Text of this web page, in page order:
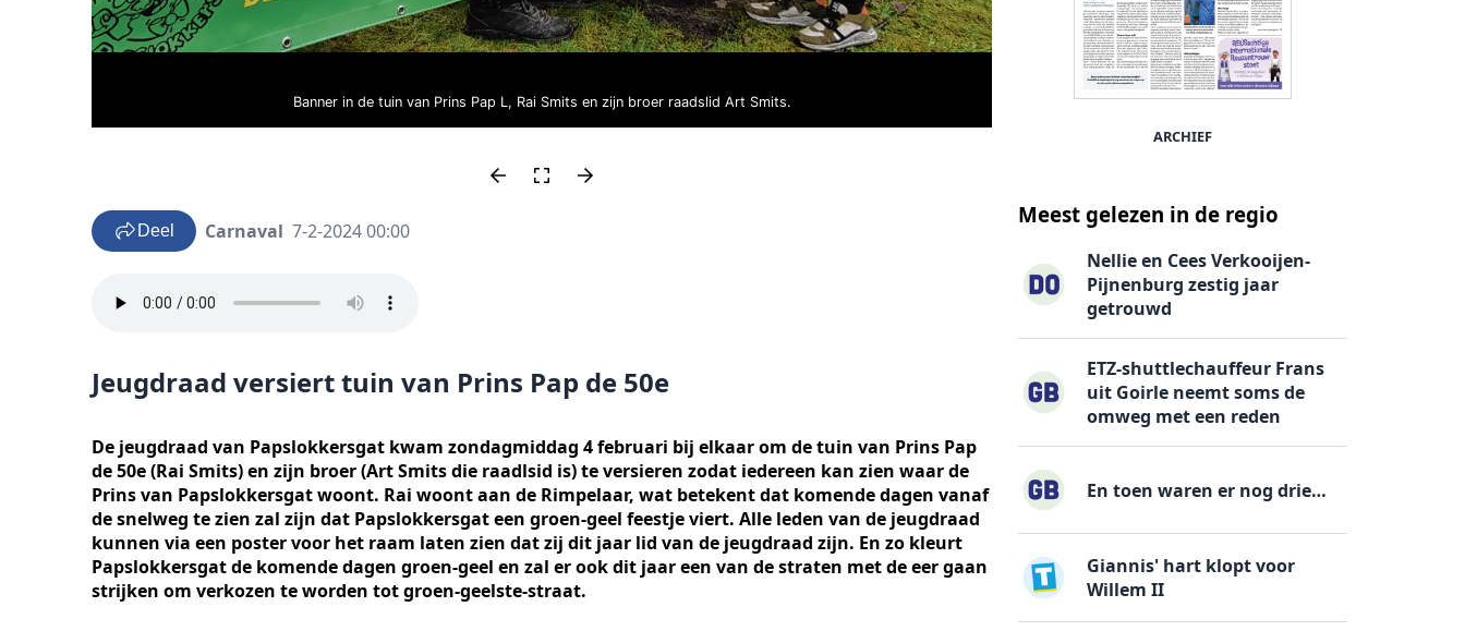
Banner in de tuin van Prins Pap L, Rai Smits en zijn broer raadslid Art Smits. Jeugdraad Papslokkersgat
Deel Carnaval 7-2-2024 00:00
Jeugdraad versiert tuin van Prins Pap de 50e
De jeugdraad van Papslokkersgat kwam zondagmiddag 4 februari bij elkaar om de tuin van Prins Pap
de 50e (Rai Smits) en zijn broer (Art Smits die raadlsid is) te versieren zodat iedereen kan zien waar de
Prins van Papslokkersgat woont. Rai woont aan de Rimpelaar, wat betekent dat komende dagen vanaf
de snelweg te zien zal zijn dat Papslokkersgat een groen-geel feestje viert. Alle leden van de jeugdraad
kunnen via een poster voor het raam laten zien dat zij dit jaar lid van de jeugdraad zijn. En zo kleurt
Papslokkersgat de komende dagen groen-geel en zal er ook dit jaar een van de straten met de eer gaan
strijken om verkozen te worden tot groen-geelste-straat.
ARCHIEF
Meest gelezen in de regio
Nellie en Cees Verkooijen-
Pijnenburg zestig jaar
getrouwd
ETZ-shuttlechauffeur Frans
uit Goirle neemt soms de
omweg met een reden
En toen waren er nog drie…
Giannis' hart klopt voor
Willem II